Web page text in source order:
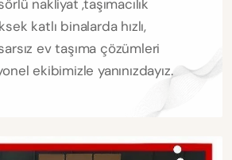
nakliyat ,taşımacılık
katlı binalarda hızlı,
ev taşıma çözümleri
ekibimizle yanınızdayız.